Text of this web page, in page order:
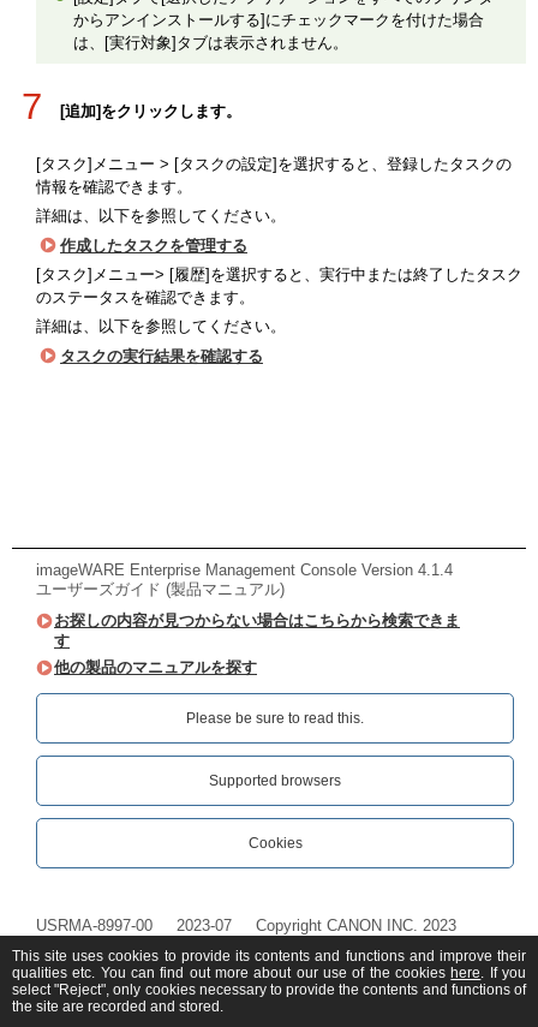
からアンインストールする]にチェックマークを付けた場合
は、[実行対象]タブは表示されません。
7 [追加]をクリックします。
[タスク]メニュー > [タスクの設定]を選択すると、登録したタスクの
情報を確認できます。
詳細は、以下を参照してください。
作成したタスクを管理する
[タスク]メニュー> [履歴]を選択すると、実行中または終了したタスク
のステータスを確認できます。
詳細は、以下を参照してください。
タスクの実行結果を確認する
imageWARE Enterprise Management Console Version 4.1.4
ユーザーズガイド (製品マニュアル)
お探しの内容が見つからない場合はこちらから検索できま
す
他の製品のマニュアルを探す
Please be sure to read this.‎
Supported browsers
Cookies
USRMA-8997-00 2023-07 Copyright CANON INC. 2023
This site uses cookies to provide its contents and functions and improve their
qualities etc. You can find out more about our use of the cookies here. If you
select "Reject", only cookies necessary to provide the contents and functions of
the site are recorded and stored.